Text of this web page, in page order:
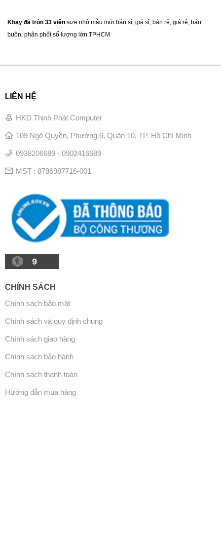
Khay đá tròn 33 viên size nhỏ mẫu mới bán sỉ, giá sỉ, bán rẻ, giá rẻ, bán
buôn, phân phối số lượng lớn TPHCM
LIÊN HỆ
HKD Thịnh Phát Computer
109 Ngô Quyền, Phường 6, Quận 10, TP. Hồ Chí Minh
0938206689 - 0902416689
MST : 8786987716-001
9
CHÍNH SÁCH
Chính sách bảo mật
Chính sách và quy định chung
Chính sách giao hàng
Chính sách bảo hành
Chính sách thanh toán
Hướng dẫn mua hàng